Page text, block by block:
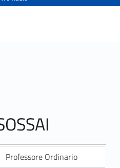
Professore Ordinario